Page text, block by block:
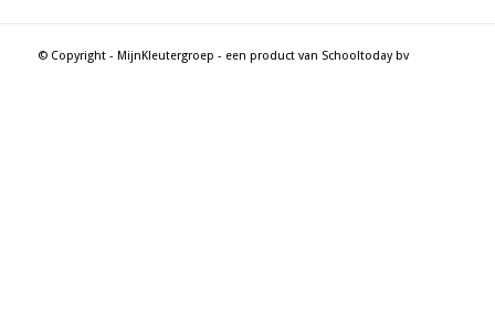
© Copyright - MijnKleutergroep - een product van Schooltoday bv